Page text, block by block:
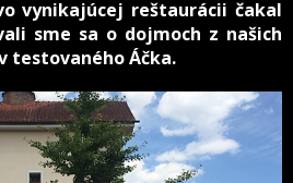
vynikajúcej reštaurácii čakal
sme sa o dojmoch z našich
testovaného Áčka.